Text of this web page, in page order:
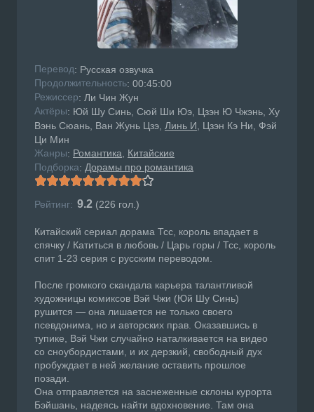
Перевод: Русская озвучка
Продолжительность: 00:45:00
Режисcер: Ли Чин Жун
Актёры: Юй Шу Синь, Сюй Ши Юэ, Цзэн Ю Чжэнь, Ху
Вэнь Сюань, Ван Жунь Цзэ, Линь И, Цзэн Кэ Ни, Фэй
Ци Мин
Жанры: Романтика Китайские
Подборка: Дорамы про романтика
Рейтинг: 9.2 (226 гол.)
Китайский сериал дорама Тсс, король впадает в
спячку / Катиться в любовь / Царь горы / Тсс, король
спит 1-23 серия с русским переводом.
После громкого скандала карьера талантливой
художницы комиксов Вэй Чжи (Юй Шу Синь)
рушится — она лишается не только своего
псевдонима, но и авторских прав. Оказавшись в
тупике, Вэй Чжи случайно наталкивается на видео
со сноубордистами, и их дерзкий, свободный дух
пробуждает в ней желание оставить прошлое
позади.
Она отправляется на заснеженные склоны курорта
Бэйшань, надеясь найти вдохновение. Там она